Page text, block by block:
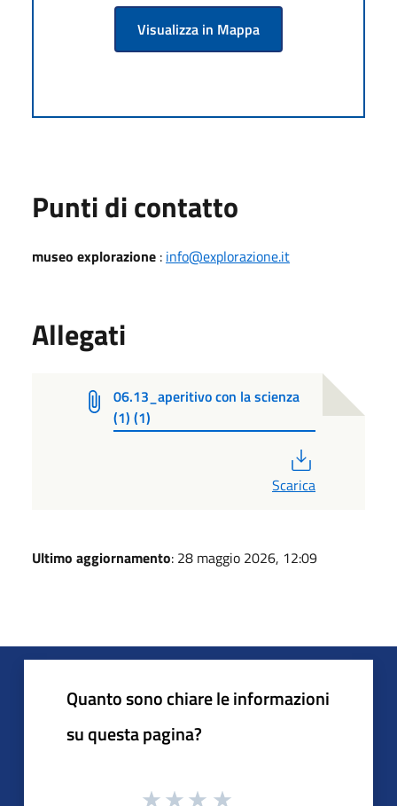
Visualizza in Mappa
Punti di contatto
museo explorazione : info@explorazione.it
Allegati
06.13_aperitivo con la scienza
(1) (1)
Scarica
Ultimo aggiornamento: 28 maggio 2026, 12:09
Quanto sono chiare le informazioni
su questa pagina?